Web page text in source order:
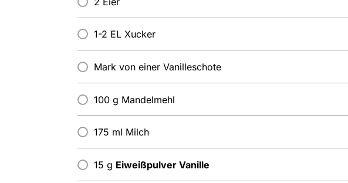
1-2 EL Xucker
Mark von einer Vanilleschote
100 g Mandelmehl
175 ml Milch
15 g Eiweißpulver Vanille